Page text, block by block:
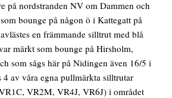
på nordstranden NV om Dammen och
bounge på någon ö i Kattegatt på
en främmande silltrut med blå
märkt som bounge på Hirsholm,
som sågs här på Nidingen även 16/5 i
4 av våra egna pullmärkta silltrutar
VR2M, VR4J, VR6J) i området